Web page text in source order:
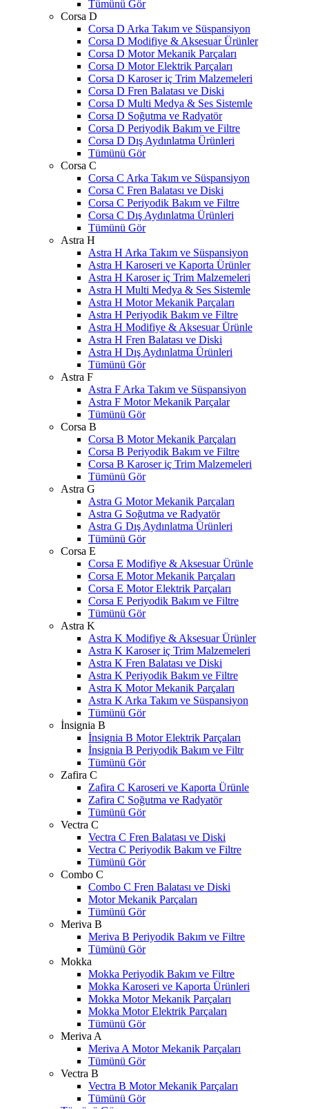
Tümünü Gör
Corsa D
Corsa D Arka Takım ve Süspansiyon
Corsa D Modifiye & Aksesuar Ürünler
Corsa D Motor Mekanik Parçaları
Corsa D Motor Elektrik Parçaları
Corsa D Karoser iç Trim Malzemeleri
Corsa D Fren Balatası ve Diski
Corsa D Multi Medya & Ses Sistemle
Corsa D Soğutma ve Radyatör
Corsa D Periyodik Bakım ve Filtre
Corsa D Dış Aydınlatma Ürünleri
Tümünü Gör
Corsa C
Corsa C Arka Takım ve Süspansiyon
Corsa C Fren Balatası ve Diski
Corsa C Periyodik Bakım ve Filtre
Corsa C Dış Aydınlatma Ürünleri
Tümünü Gör
Astra H
Astra H Arka Takım ve Süspansiyon
Astra H Karoseri ve Kaporta Ürünler
Astra H Karoser iç Trim Malzemeleri
Astra H Multi Medya & Ses Sistemle
Astra H Motor Mekanik Parçaları
Astra H Periyodik Bakım ve Filtre
Astra H Modifiye & Aksesuar Ürünle
Astra H Fren Balatası ve Diski
Astra H Dış Aydınlatma Ürünleri
Tümünü Gör
Astra F
Astra F Arka Takım ve Süspansiyon
Astra F Motor Mekanik Parçalar
Tümünü Gör
Corsa B
Corsa B Motor Mekanik Parçaları
Corsa B Periyodik Bakım ve Filtre
Corsa B Karoser iç Trim Malzemeleri
Tümünü Gör
Astra G
Astra G Motor Mekanik Parçaları
Astra G Soğutma ve Radyatör
Astra G Dış Aydınlatma Ürünleri
Tümünü Gör
Corsa E
Corsa E Modifiye & Aksesuar Ürünle
Corsa E Motor Mekanik Parçaları
Corsa E Motor Elektrik Parçaları
Corsa E Periyodik Bakım ve Filtre
Tümünü Gör
Astra K
Astra K Modifiye & Aksesuar Ürünler
Astra K Karoser iç Trim Malzemeleri
Astra K Fren Balatası ve Diski
Astra K Periyodik Bakım ve Filtre
Astra K Motor Mekanik Parçaları
Astra K Arka Takım ve Süspansiyon
Tümünü Gör
İnsignia B
İnsignia B Motor Elektrik Parçaları
İnsignia B Periyodik Bakım ve Filtr
Tümünü Gör
Zafira C
Zafira C Karoseri ve Kaporta Ürünle
Zafira C Soğutma ve Radyatör
Tümünü Gör
Vectra C
Vectra C Fren Balatası ve Diski
Vectra C Periyodik Bakım ve Filtre
Tümünü Gör
Combo C
Combo C Fren Balatası ve Diski
Motor Mekanik Parçaları
Tümünü Gör
Meriva B
Meriva B Periyodik Bakım ve Filtre
Tümünü Gör
Mokka
Mokka Periyodik Bakım ve Filtre
Mokka Karoseri ve Kaporta Ürünleri
Mokka Motor Mekanik Parçaları
Mokka Motor Elektrik Parçaları
Tümünü Gör
Meriva A
Meriva A Motor Mekanik Parçaları
Tümünü Gör
Vectra B
Vectra B Motor Mekanik Parçaları
Tümünü Gör